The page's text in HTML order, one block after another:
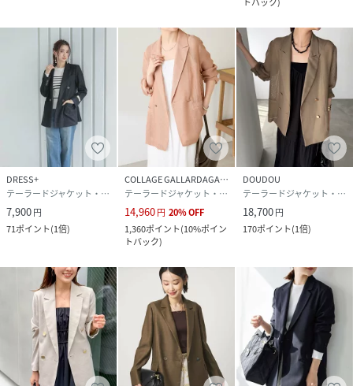
DRESS+
テーラードジャケット・ブレザー
7,900円
71ポイント(1倍)
COLLAGE GALLARDAGALANTE
テーラードジャケット・ブレザー
14,960円 20%OFF
1,360ポイント(10%ポイン
トバック)
DOUDOU
テーラードジャケット・ブレザー
18,700円
170ポイント(1倍)